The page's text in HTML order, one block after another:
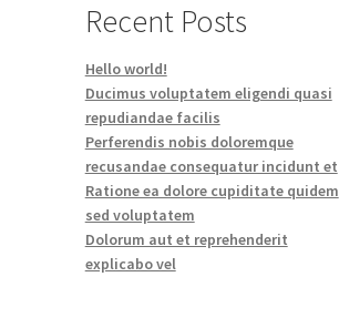
Recent Posts
Hello world!
Ducimus voluptatem eligendi quasi
repudiandae facilis
Perferendis nobis doloremque
recusandae consequatur incidunt et
Ratione ea dolore cupiditate quidem
sed voluptatem
Dolorum aut et reprehenderit
explicabo vel